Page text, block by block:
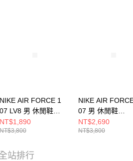
NIKE AIR FORCE 1
07 LV8 男 休閒鞋
HQ4987010
NT$1,890
NIKE AIR
07 男 休閒鞋
IH1221900
NT$2,690
NT$3,800
站排行